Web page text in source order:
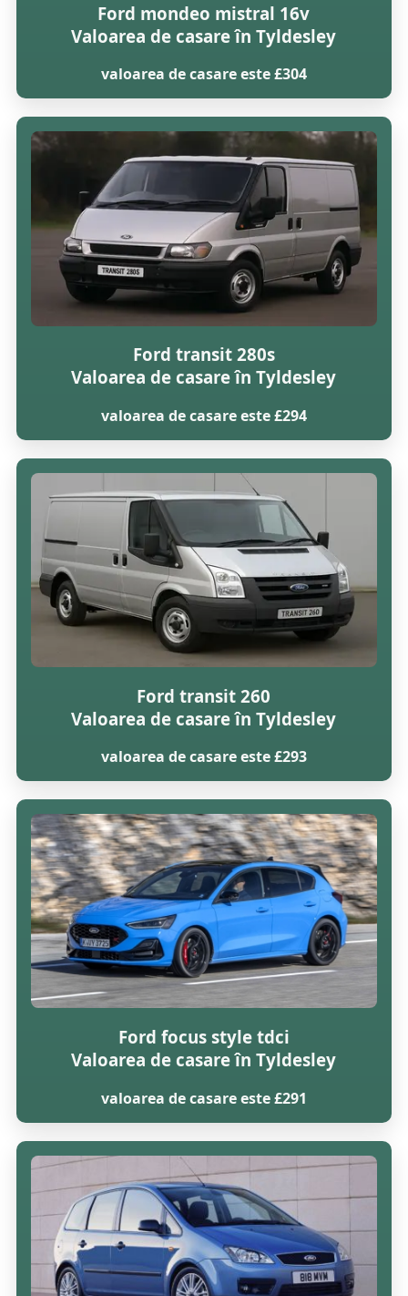
Ford mondeo mistral 16v
Valoarea de casare în Tyldesley
valoarea de casare este £304
Ford transit 280s
Valoarea de casare în Tyldesley
valoarea de casare este £294
Ford transit 260
Valoarea de casare în Tyldesley
valoarea de casare este £293
Ford focus style tdci
Valoarea de casare în Tyldesley
valoarea de casare este £291